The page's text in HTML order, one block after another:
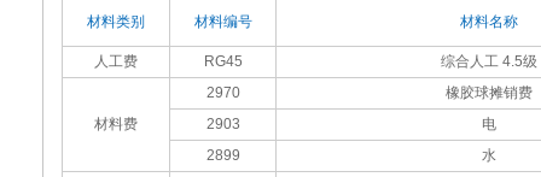
材料类别 材料编号 材料名称
人工费 RG45 综合人工 4.5级
材料费
2970
橡胶球摊销费
2903
电
2899
水